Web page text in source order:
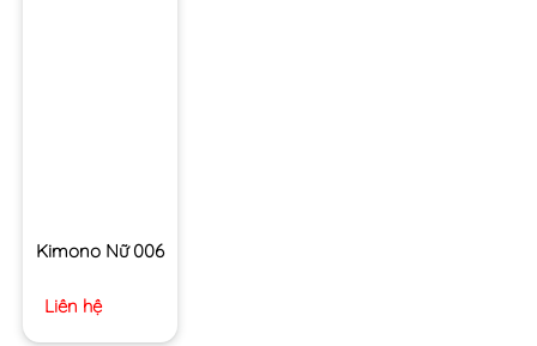
Kimono Nữ 006
Liên hệ